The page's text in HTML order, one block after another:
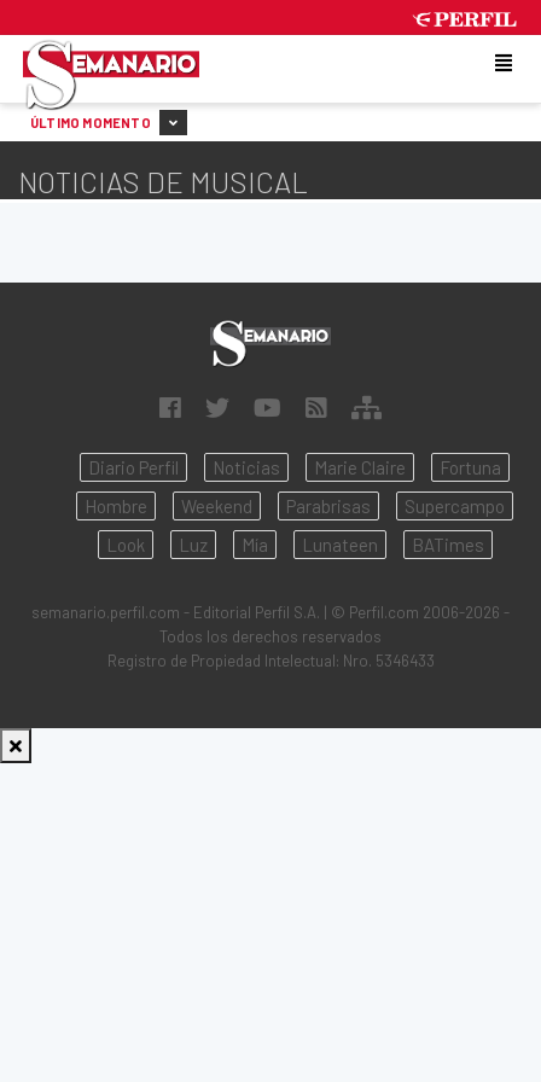
ÚLTIMO MOMENTO
NOTICIAS DE MUSICAL
Diario Perfil Noticias Marie Claire
Fortuna
Hombre
Weekend Parabrisas
Supercampo
Look
Luz Mía Lunateen BATimes
semanario.perfil.com - Editorial Perfil S.A. | © Perfil.com 2006-2026 -
Todos los derechos reservados
Registro de Propiedad Intelectual: Nro. 5346433